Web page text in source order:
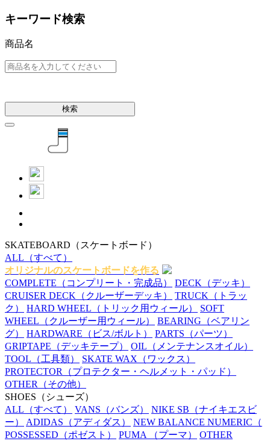
キーワード検索
商品名
検索
SKATEBOARD （スケートボード）
ALL （すべて）
オリジナルのスケートボードを作る
COMPLETE （コンプリート・完成品） DECK （デッキ）
CRUISER DECK （クルーザーデッキ） TRUCK （トラッ
ク）
HARD WHEEL （トリック用ウィール）
SOFT
WHEEL （クルーザー用ウィール） BEARING （ベアリン
グ）
HARDWARE （ビス/ボルト） PARTS （パーツ）
GRIPTAPE （デッキテープ） OIL （メンテナンスオイル）
TOOL （工具類） SKATE WAX （ワックス）
PROTECTOR （プロテクター・ヘルメット・パッド）
OTHER （その他）
SHOES （シューズ）
ALL （すべて） VANS （バンズ） NIKE SB （ナイキエスビ
ー）
ADIDAS （アディダス） NEW BALANCE NUMERIC （
POSSESSED （ポゼスト） PUMA （プーマ）
OTHER